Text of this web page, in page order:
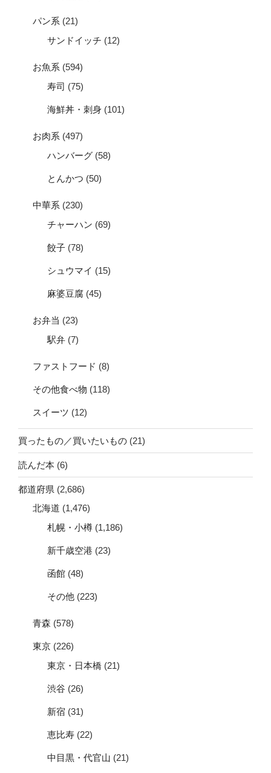
パン系 (21)
サンドイッチ (12)
お魚系 (594)
寿司 (75)
海鮮丼・刺身 (101)
お肉系 (497)
ハンバーグ (58)
とんかつ (50)
中華系 (230)
チャーハン (69)
餃子 (78)
シュウマイ (15)
麻婆豆腐 (45)
お弁当 (23)
駅弁 (7)
ファストフード (8)
その他食べ物 (118)
スイーツ (12)
買ったもの／買いたいもの (21)
読んだ本 (6)
都道府県 (2,686)
北海道 (1,476)
札幌・小樽 (1,186)
新千歳空港 (23)
函館 (48)
その他 (223)
青森 (578)
東京 (226)
東京・日本橋 (21)
渋谷 (26)
新宿 (31)
恵比寿 (22)
中目黒・代官山 (21)